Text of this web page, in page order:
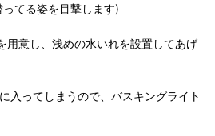
てる姿を目撃します)
用意し、浅めの水いれを設置してあげ
入ってしまうので、バスキングライト